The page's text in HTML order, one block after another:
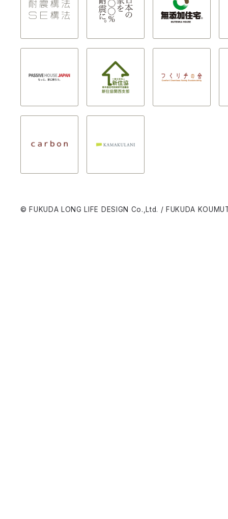
© FUKUDA LONG LIFE DESIGN Co.,Ltd. / FUKUDA